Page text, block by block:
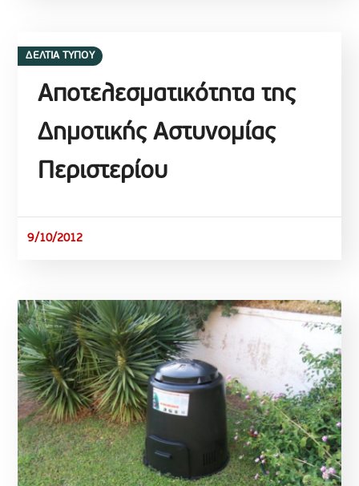
ΔΕΛΤΙΑ ΤΥΠΟΥ
Αποτελεσματικότητα της
Δημοτικής Αστυνομίας
Περιστερίου
9/10/2012